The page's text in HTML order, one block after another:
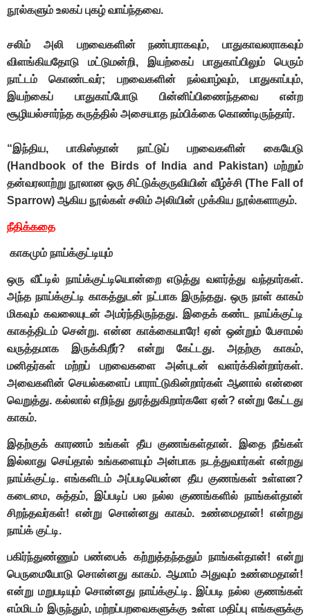
நூல்களும் உலகப் புகழ் வாய்ந்தவை.
சலிம் அலி பறவைகளின் நண்பராகவும், பாதுகாவலராகவும்
விளங்கியதோடு மட்டுமன்றி, இயற்கைப் பாதுகாப்பிலும் பெரும்
நாட்டம் கொண்டவர்; பறவைகளின் நல்வாழ்வும், பாதுகாப்பும்,
இயற்கைப் பாதுகாப்போடு பின்னிப்பிணைந்தவை என்ற
சூழியல்சார்ந்த கருத்தில் அசையாத நம்பிக்கை கொண்டிருந்தார்.
“இந்திய, பாகிஸ்தான் நாட்டுப் பறவைகளின் கையேடு
(Handbook of the Birds of India and Pakistan) மற்றும்
தன்வரலாற்று நூலான ஒரு சிட்டுக்குருவியின் வீழ்ச்சி (The Fall of
Sparrow) ஆகிய நூல்கள் சலிம் அலியின் முக்கிய நூல்களாகும்.
நீதிக்கதை
காகமும் நாய்க்குட்டியும்
ஒரு வீட்டில் நாய்க்குட்டியொன்றை எடுத்து வளர்த்து வந்தார்கள்.
அந்த நாய்க்குட்டி காகத்துடன் நட்பாக இருந்தது. ஒரு நாள் காகம்
மிகவும் கவலையுடன் அமர்ந்திருந்தது. இதைக் கண்ட நாய்க்குட்டி
காகத்திடம் சென்று. என்ன காக்கையாரே! ஏன் ஒன்றும் பேசாமல்
வருத்தமாக இருக்கிறீர்? என்று கேட்டது. அதற்கு காகம்,
மனிதர்கள் மற்றப் பறவைகளை அன்புடன் வளர்க்கின்றார்கள்.
அவைகளின் செயல்களைப் பாராட்டுகின்றார்கள் ஆனால் என்னை
வெறுத்து. கல்லால் எறிந்து துரத்துகிறார்களே ஏன்? என்று கேட்டது
காகம்.
இதற்குக் காரணம் உங்கள் தீய குணங்கள்தான். இதை நீங்கள்
இல்லாது செய்தால் உங்களையும் அன்பாக நடத்துவார்கள் என்றது
நாய்க்குட்டி. எங்களிடம் அப்படியென்ன தீய குணங்கள் உள்ளன?
கடைமை, சுத்தம், இப்படிப் பல நல்ல குணங்களில் நாங்கள்தான்
சிறந்தவர்கள்! என்று சொன்னது காகம். உண்மைதான்! என்றது
நாய்க் குட்டி.
பகிர்ந்துண்ணும் பண்பைக் கற்றுத்தந்ததும் நாங்கள்தான்! என்று
பெருமையோடு சொன்னது காகம். ஆமாம் அதுவும் உண்மைதான்!
என்று மறுபடியும் சொன்னது நாய்க்குட்டி. இப்படி நல்ல குணங்கள்
எம்மிடம் இருந்தும், மற்றப்பறவைகளுக்கு உள்ள மதிப்பு எங்களுக்கு